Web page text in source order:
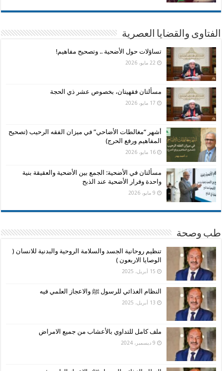
الفتاوى والقضايا العصرية
تساؤلات حول الأضحية .. وتصحيح مفاهيم!
22 مايو، 2026
مسألتان فقهيتان، بخصوص عشر ذي الحجة
17 مايو، 2026
أشهر “مغالطات الأضاحي” في ميزان الفقه الرحيب (تصحيح
المفاهيم ورفع الحرج)
16 مايو، 2026
مسألتان في الأضحية: الجمع بين الأضحية والعقيقة بنية
واحدة وفرار الأضحية عند الذبح
9 مايو، 2026
طب وصحة
تنظيم روحانية الجسد والسلامة الروحية والبدنية للانسان (
الوصايا الاربعون )
15 أبريل، 2025
النظام الغذائي للرسول ﷺ والاعجاز العلمي فيه
13 أبريل، 2025
ملف كامل للتداوي بالأعشاب من جميع الامراض
9 ديسمبر، 2024